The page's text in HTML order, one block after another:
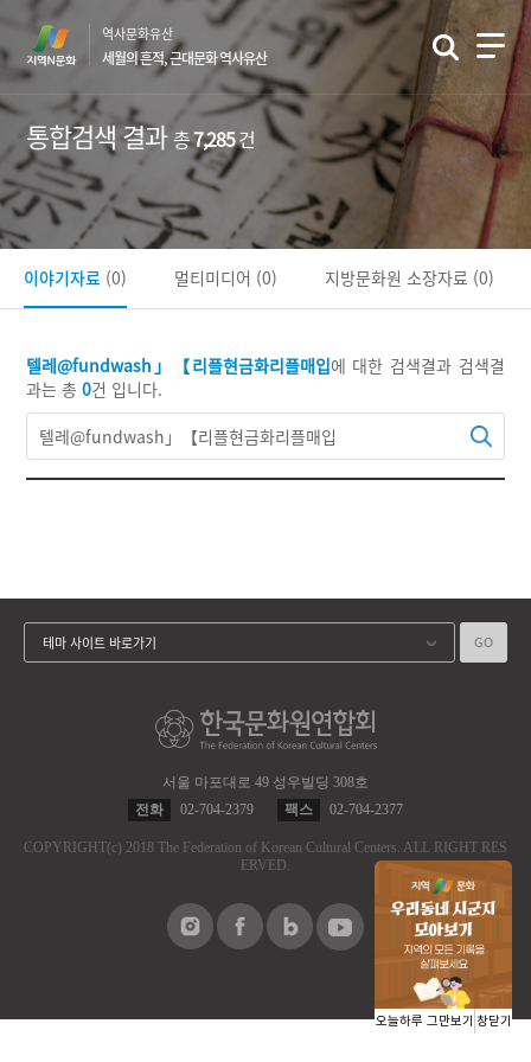
문
바
로
기
역사문화유산
세월의 흔적, 근대문화 역사유산
통합검색 결과총7,285건
텔레@fundwash」【리플현금화리플매입에 대한 검색결과 검색결
과는 총0건 입니다.
이야기자료 (0) 멀티미디어 (0) 지방문화원 소장자료 (0)
서울 마포대로 49 성우빌딩 308호
전화
02-704-2379 팩스 02-704-2377
COPYRIGHT(c) 2018 The Federation of Korean Cultural Centers. ALL RIGHT RES
ERVED.
테마 사이트 바로가기 GO
오늘하루 그만보기 창닫기